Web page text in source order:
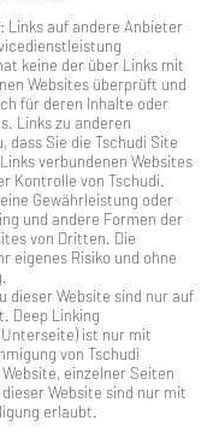
Links auf andere Anbieter
keine der über Links mit
Websites überprüft und
für deren Inhalte oder
Links zu anderen
dass Sie die Tschudi Site
verbundenen Websites
Kontrolle von Tschudi.
Gewährleistung oder
und andere Formen der
von Dritten. Die
eigenes Risiko und ohne
dieser Website sind nur auf
Deep Linking
ist nur mit
von Tschudi
einzelner Seiten
Website sind nur mit
erlaubt.